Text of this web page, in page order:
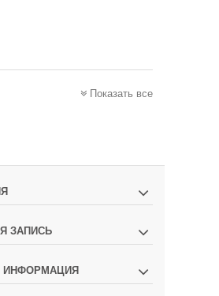
Показать все
ЗАПИСЬ
ИНФОРМАЦИЯ